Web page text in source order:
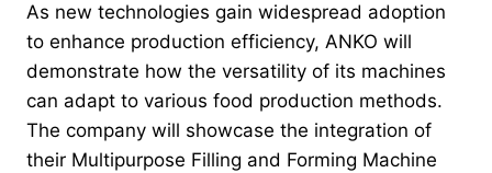
As new technologies gain widespread adoption
to enhance production efficiency, ANKO will
demonstrate how the versatility of its machines
can adapt to various food production methods.
The company will showcase the integration of
their Multipurpose Filling and Forming Machine